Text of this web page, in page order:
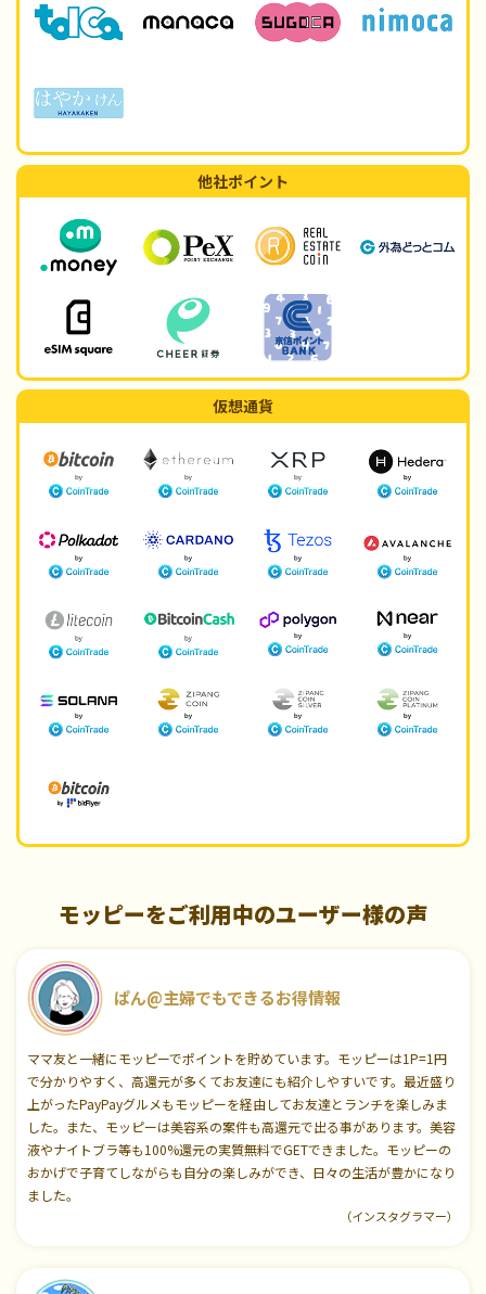
他社ポイント
仮想通貨
モッピーをご利用中のユーザー様の声
ぱん@主婦でもできるお得情報
ママ友と一緒にモッピーでポイントを貯めています。モッピーは1P=1円
で分かりやすく、高還元が多くてお友達にも紹介しやすいです。最近盛り
上がったPayPayグルメもモッピーを経由してお友達とランチを楽しみま
した。また、モッピーは美容系の案件も高還元で出る事があります。美容
液やナイトブラ等も100%還元の実質無料でGETできました。モッピーの
おかげで子育てしながらも自分の楽しみができ、日々の生活が豊かになり
ました。
（インスタグラマー）